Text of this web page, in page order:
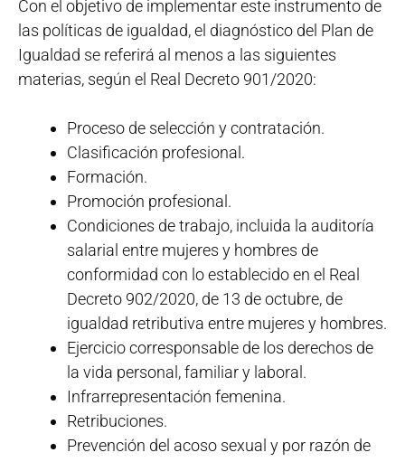
Con el objetivo de implementar este instrumento de
las políticas de igualdad, el diagnóstico del Plan de
Igualdad se referirá al menos a las siguientes
materias, según el Real Decreto 901/2020:
Proceso de selección y contratación.
Clasificación profesional.
Formación.
Promoción profesional.
Condiciones de trabajo, incluida la auditoría
salarial entre mujeres y hombres de
conformidad con lo establecido en el Real
Decreto 902/2020, de 13 de octubre, de
igualdad retributiva entre mujeres y hombres.
Ejercicio corresponsable de los derechos de
la vida personal, familiar y laboral.
Infrarrepresentación femenina.
Retribuciones.
Prevención del acoso sexual y por razón de